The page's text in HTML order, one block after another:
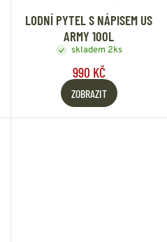
LODNÍ PYTEL S NÁPISEM US
ARMY 100L
skladem 2ks
990 KČ
ZOBRAZIT